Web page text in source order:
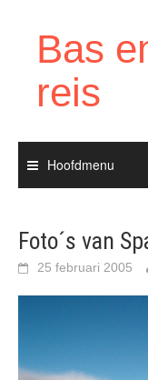
Bas
reis
Hoofdmenu
Foto´s van
25 februari 2005